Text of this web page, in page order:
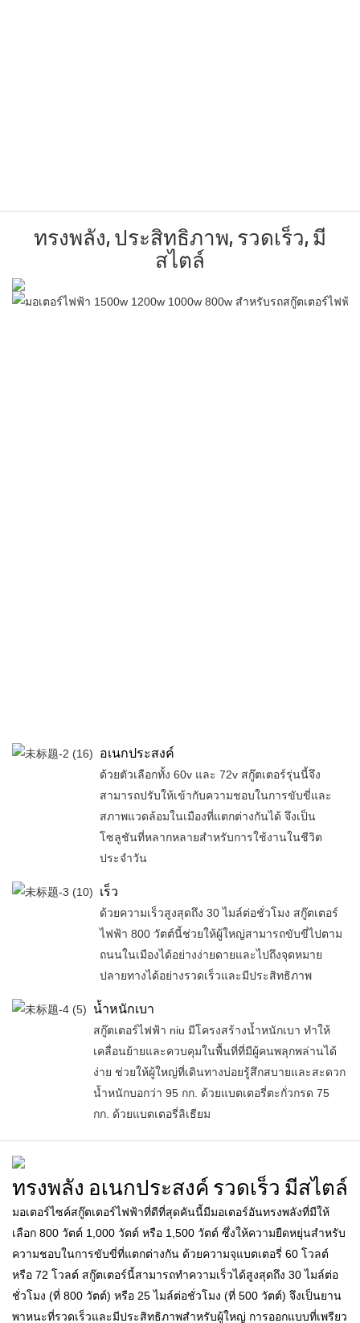
ทรงพลัง, ประสิทธิภาพ, รวดเร็ว, มี
สไตล์
อเนกประสงค์
ด้วยตัวเลือกทั้ง 60v และ 72v สกู๊ตเตอร์รุ่นนี้จึง
สามารถปรับให้เข้ากับความชอบในการขับขี่และ
สภาพแวดล้อมในเมืองที่แตกต่างกันได้ จึงเป็น
โซลูชันที่หลากหลายสำหรับการใช้งานในชีวิต
ประจำวัน
เร็ว
ด้วยความเร็วสูงสุดถึง 30 ไมล์ต่อชั่วโมง สกู๊ตเตอร์
ไฟฟ้า 800 วัตต์นี้ช่วยให้ผู้ใหญ่สามารถขับขี่ไปตาม
ถนนในเมืองได้อย่างง่ายดายและไปถึงจุดหมาย
ปลายทางได้อย่างรวดเร็วและมีประสิทธิภาพ
น้ำหนักเบา
สกู๊ตเตอร์ไฟฟ้า niu มีโครงสร้างน้ำหนักเบา ทำให้
เคลื่อนย้ายและควบคุมในพื้นที่ที่มีผู้คนพลุกพล่านได้
ง่าย ช่วยให้ผู้ใหญ่ที่เดินทางบ่อยรู้สึกสบายและสะดวก
น้ำหนักบอกว่า 95 กก. ด้วยแบตเตอรี่ตะกั่วกรด 75
กก. ด้วยแบตเตอรี่ลิเธียม
ทรงพลัง อเนกประสงค์ รวดเร็ว มีสไตล์
มอเตอร์ไซค์สกู๊ตเตอร์ไฟฟ้าที่ดีที่สุดคันนี้มีมอเตอร์อันทรงพลังที่มีให้
เลือก 800 วัตต์ 1,000 วัตต์ หรือ 1,500 วัตต์ ซึ่งให้ความยืดหยุ่นสำหรับ
ความชอบในการขับขี่ที่แตกต่างกัน ด้วยความจุแบตเตอรี่ 60 โวลต์
หรือ 72 โวลต์ สกู๊ตเตอร์นี้สามารถทำความเร็วได้สูงสุดถึง 30 ไมล์ต่อ
ชั่วโมง (ที่ 800 วัตต์) หรือ 25 ไมล์ต่อชั่วโมง (ที่ 500 วัตต์) จึงเป็นยาน
พาหนะที่รวดเร็วและมีประสิทธิภาพสำหรับผู้ใหญ่ การออกแบบที่เพรียว